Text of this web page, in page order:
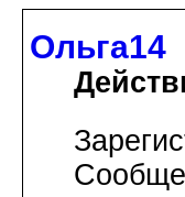
Ольга14